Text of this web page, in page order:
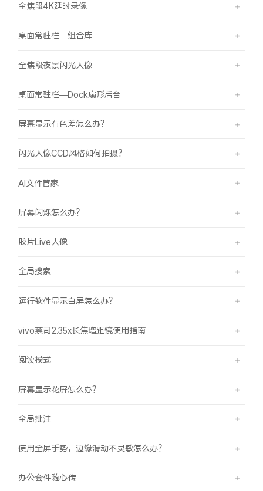
全焦段4K延时录像
桌面常驻栏—组合库
全焦段夜景闪光人像
桌面常驻栏—Dock扇形后台
屏幕显示有色差怎么办？
闪光人像CCD风格如何拍摄？
AI文件管家
屏幕闪烁怎么办？
胶片Live人像
全局搜索
运行软件显示白屏怎么办？
vivo蔡司2.35x长焦增距镜使用指南
阅读模式
屏幕显示花屏怎么办？
全局批注
使用全屏手势，边缘滑动不灵敏怎么办？
办公套件随心传